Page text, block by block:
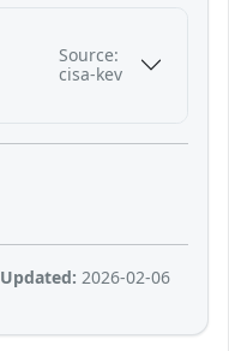
Source:
cisa-kev
Updated: 2026-02-06